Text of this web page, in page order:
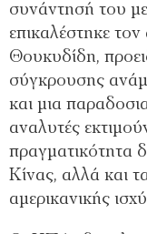
συνάντησή του
επικαλέστηκε
Θουκυδίδη,
σύγκρουσης
και µια
αναλυτές
πραγµατικότητα
Κίνας, αλλά και
αµερικανικής